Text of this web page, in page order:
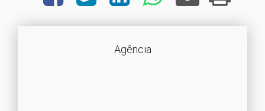
Agência